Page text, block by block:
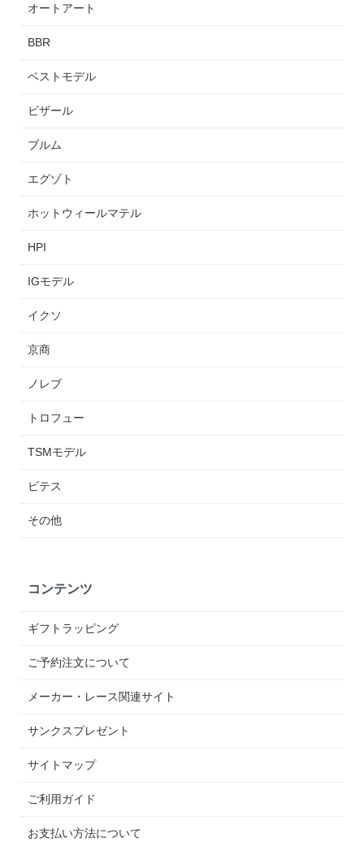
オートアート
BBR
ベストモデル
ビザール
ブルム
エグゾト
ホットウィールマテル
HPI
IGモデル
イクソ
京商
ノレブ
トロフュー
TSMモデル
ビテス
その他
コンテンツ
ギフトラッピング
ご予約注文について
メーカー・レース関連サイト
サンクスプレゼント
サイトマップ
ご利用ガイド
お支払い方法について